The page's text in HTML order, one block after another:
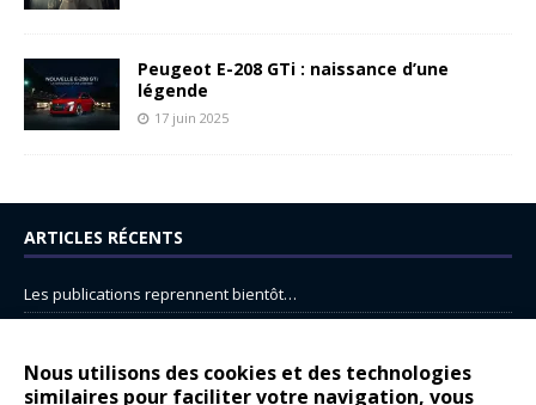
Nous utilisons des cookies et des technologies
similaires pour faciliter votre navigation, vous
Peugeot E-208 GTi : naissance d’une
légende
17 juin 2025
ARTICLES RÉCENTS
Les publications reprennent bientôt…
14 juillet : nouveau film de marque pour Citroën